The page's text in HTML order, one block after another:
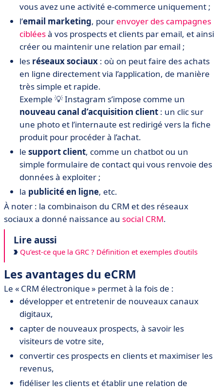
vous avez une activité e-commerce uniquement ;
l’email marketing, pour envoyer des campagnes
cibléesà vos prospects et clients par email, et ainsi
créer ou maintenir une relation par email ;
les réseaux sociaux : où on peut faire des achats
en ligne directement via l’application, de manière
très simple et rapide.
Exemple 💡 Instagram s’impose comme un
nouveau canal d’acquisition client : un clic sur
une photo et l’internaute est redirigé vers la fiche
produit pour procéder à l’achat.
le support client, comme un chatbot ou un
simple formulaire de contact qui vous renvoie des
données à exploiter ;
la publicité en ligne, etc.
À noter : la combinaison du CRM et des réseaux
sociaux a donné naissance au social CRM.
Lire aussi
Qu’est-ce que la GRC ? Définition et exemples d'outils
Les avantages du eCRM
Le « CRM électronique » permet à la fois de :
développer et entretenir de nouveaux canaux
digitaux,
capter de nouveaux prospects, à savoir les
visiteurs de votre site,
convertir ces prospects en clients et maximiser les
revenus,
fidéliser les clients et établir une relation de